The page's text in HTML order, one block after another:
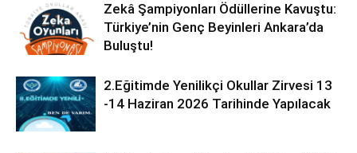
Zekâ Şampiyonları Ödüllerine Kavuştu:
Türkiye’nin Genç Beyinleri Ankara’da
Buluştu!
2.Eğitimde Yenilikçi Okullar Zirvesi 13
-14 Haziran 2026 Tarihinde Yapılacak